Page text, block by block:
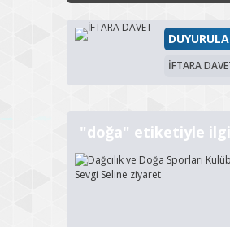
İFTARA
"doğa" etiketiyle